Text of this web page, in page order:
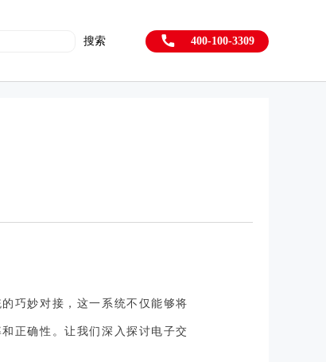
搜索 400-100-3309
巧妙对接，这一系统不仅能够将
正确性。让我们深入探讨电子交